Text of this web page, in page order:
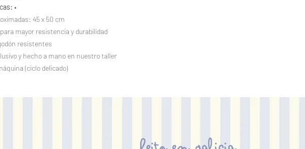
•
45 x 50 cm
mayor resistencia y durabilidad
resistentes
y hecho a mano en nuestro taller
(ciclo delicado)